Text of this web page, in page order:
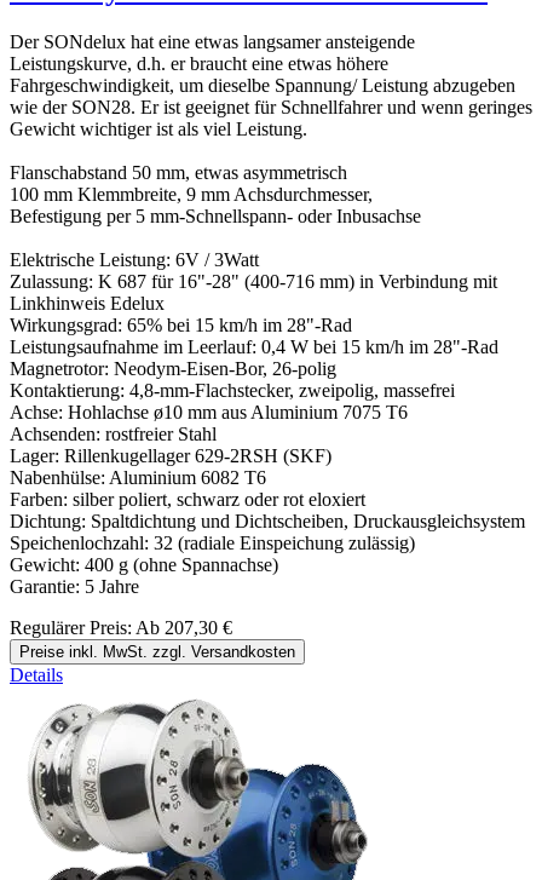
Der SONdelux hat eine etwas langsamer ansteigende
Leistungskurve, d.h. er braucht eine etwas höhere
Fahrgeschwindigkeit, um dieselbe Spannung/ Leistung abzugeben
wie der SON28. Er ist geeignet für Schnellfahrer und wenn geringes
Gewicht wichtiger ist als viel Leistung.
Flanschabstand 50 mm, etwas asymmetrisch
100 mm Klemmbreite, 9 mm Achsdurchmesser,
Befestigung per 5 mm-Schnellspann- oder Inbusachse
Elektrische Leistung: 6V / 3Watt
Zulassung: K 687 für 16"-28" (400-716 mm) in Verbindung mit
Linkhinweis Edelux
Wirkungsgrad: 65% bei 15 km/h im 28"-Rad
Leistungsaufnahme im Leerlauf: 0,4 W bei 15 km/h im 28"-Rad
Magnetrotor: Neodym-Eisen-Bor, 26-polig
Kontaktierung: 4,8-mm-Flachstecker, zweipolig, massefrei
Achse: Hohlachse ø10 mm aus Aluminium 7075 T6
Achsenden: rostfreier Stahl
Lager: Rillenkugellager 629-2RSH (SKF)
Nabenhülse: Aluminium 6082 T6
Farben: silber poliert, schwarz oder rot eloxiert
Dichtung: Spaltdichtung und Dichtscheiben, Druckausgleichsystem
Speichenlochzahl: 32 (radiale Einspeichung zulässig)
Gewicht: 400 g (ohne Spannachse)
Garantie: 5 Jahre
Regulärer Preis: Ab 207,30 €
Preise inkl. MwSt. zzgl. Versandkosten
Details